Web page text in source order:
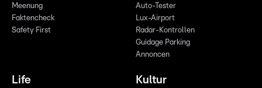
Meenung
Faktencheck
Safety First
Auto-Tester
Lux-Airport
Radar-Kontrollen
Guidage Parking
Annoncen
Life Kultur